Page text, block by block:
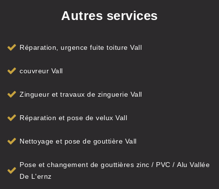
Autres services
Réparation, urgence fuite toiture Vall
couvreur Vall
Zingueur et travaux de zinguerie Vall
Réparation et pose de velux Vall
Nettoyage et pose de gouttière Vall
Pose et changement de gouttières zinc / PVC / Alu Vallée
De L'ernz